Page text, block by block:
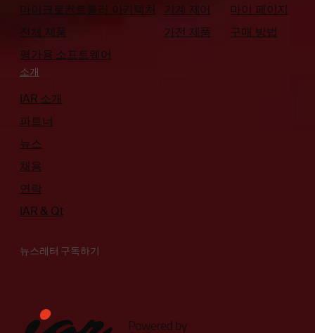
마이크로컨트롤러 아키텍처
전체 제품
평가용 소프트웨어
기계 제어
가전 제품
마이 페이지
구매 방법
소개
IAR 소개
파트너
뉴스
채용
연락
IAR & Qt
뉴스레터 구독하기